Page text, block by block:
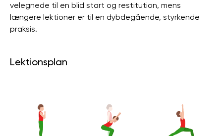
velegnede til en blid start og restitution, mens
længere lektioner er til en dybdegående, styrkende
praksis.
Lektionsplan